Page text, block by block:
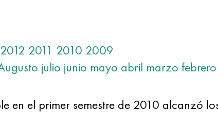
2012 2011 2010 2009
julio junio mayo abril marzo febrero
en el primer semestre de 2010 alcanzó